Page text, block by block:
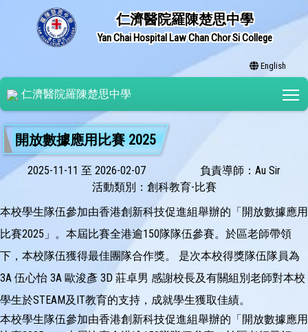
仁濟醫院羅陳楚思中學
Yan Chai Hospital Law Chan Chor Si College
English
仁濟醫院羅陳楚思中學
開放數據應用比賽 2025
2025-11-11 至 2026-02-07
負責導師：Au Sir
活動類別：創科教育-比賽
本校學生隊伍參加由香港創新科技促進組舉辦的「開放數據應用
比賽2025」。本屆比賽全港逾150隊隊伍參賽。於區老師帶領
下，本校隊伍獲得最佳團隊合作獎。 是次本校得獎隊伍隊員為
3A 伍心怡 3A 歐浚彥 3D 莊卓男 感謝校長及有關組別老師對本校
學生於STEAM及IT教育的支持，成就學生獲取佳績。
本校學生隊伍參加由香港創新科技促進組舉辦的「開放數據應用